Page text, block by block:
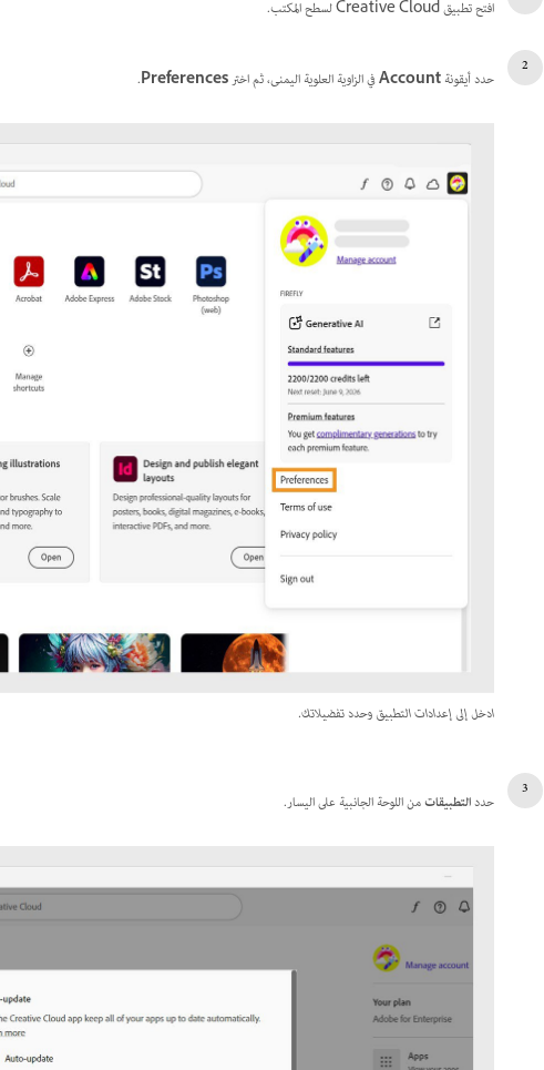
افتح تطبيق Creative Cloud لسطح المكتب.
حدد أيقونةAccountفي الزاوية العلوية اليمنى، ثم اخترPreferences
.
ادخل إلى إعدادات التطبيق وحدد تفضيلاتك.
حددالتطبيقاتمن اللوحة الجانبية على اليسار.